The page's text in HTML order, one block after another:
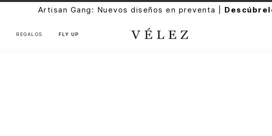
Artisan Gang: Nuevos diseños en preventa |
REGALOS FLY UP